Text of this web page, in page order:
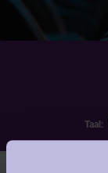
Taal: